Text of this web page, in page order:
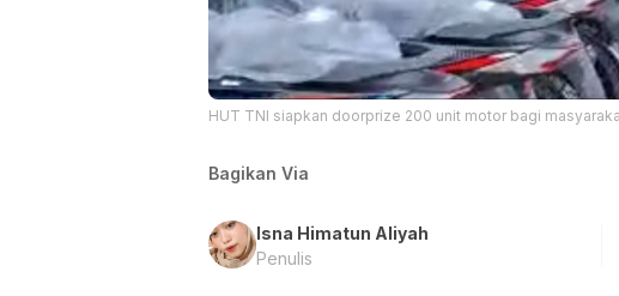
HUT TNI siapkan doorprize 200 unit motor bagi
Bagikan Via
Isna Himatun Aliyah
Penulis